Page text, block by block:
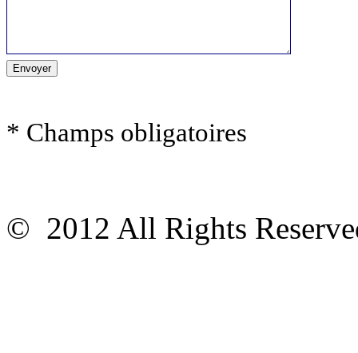
* Champs obligatoires
© 2012 All Rights